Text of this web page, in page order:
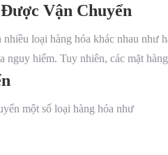
Vận Chuyển
loại hàng hóa khác nhau như
nguy hiểm. Tuy nhiên, các mặt
một số loại hàng hóa như